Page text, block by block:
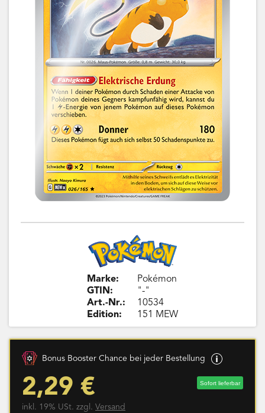
Marke:
GTIN:
Art.-Nr.:
Edition:
Pokémon
"-"
10534
151 MEW
Bonus Booster Chance bei jeder Bestellung
2,29 € Sofort lieferbar
inkl. 19% USt. zzgl. Versand